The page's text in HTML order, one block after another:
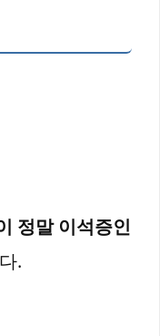
정말 이석증인
.